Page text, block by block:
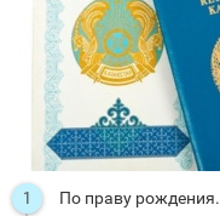
По праву рождения.